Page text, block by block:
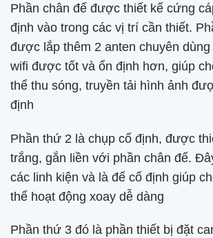
Phần chân đế được thiết kế cứng
định vào trong các vị trí cần thiết.
được lắp thêm 2 anten chuyên dùng
wifi được tốt và ổn định hơn, giúp
thể thu sóng, truyền tải hình ảnh
định
Phần thứ 2 là chụp cố định, được
trắng, gắn liền với phần chân đế.
các linh kiện và là đế cố định giúp
thể hoạt động xoay dễ dàng
Phần thứ 3 đó là phần thiết bị đặt